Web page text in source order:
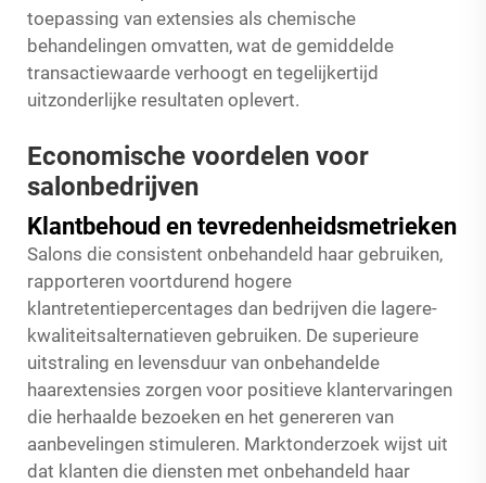
toepassing van extensies als chemische
behandelingen omvatten, wat de gemiddelde
transactiewaarde verhoogt en tegelijkertijd
uitzonderlijke resultaten oplevert.
Economische voordelen voor
salonbedrijven
Klantbehoud en tevredenheidsmetrieken
Salons die consistent onbehandeld haar gebruiken,
rapporteren voortdurend hogere
klantretentiepercentages dan bedrijven die lagere-
kwaliteitsalternatieven gebruiken. De superieure
uitstraling en levensduur van onbehandelde
haarextensies zorgen voor positieve klantervaringen
die herhaalde bezoeken en het genereren van
aanbevelingen stimuleren. Marktonderzoek wijst uit
dat klanten die diensten met onbehandeld haar